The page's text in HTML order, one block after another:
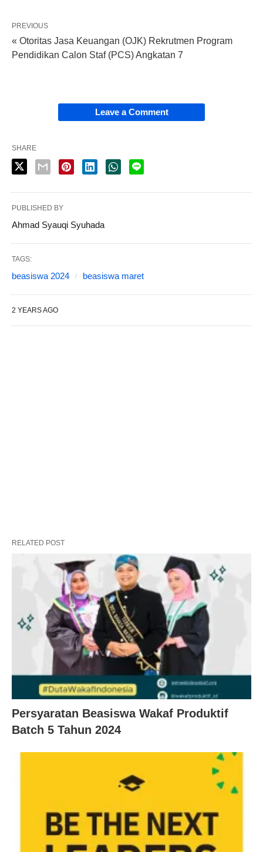
PREVIOUS
« Otoritas Jasa Keuangan (OJK) Rekrutmen Program
Pendidikan Calon Staf (PCS) Angkatan 7
Leave a Comment
SHARE
PUBLISHED BY
Ahmad Syauqi Syuhada
TAGS:
beasiswa 2024 beasiswa maret
2 YEARS AGO
RELATED POST
Persyaratan Beasiswa Wakaf Produktif
Batch 5 Tahun 2024